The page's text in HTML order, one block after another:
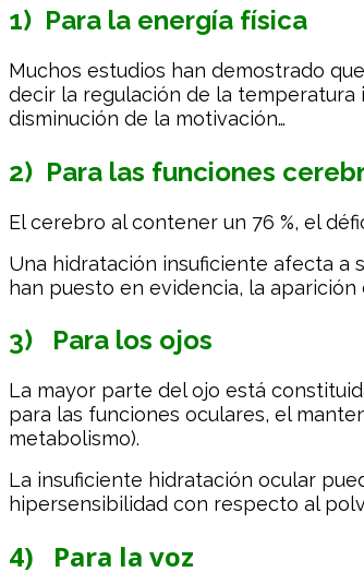
1) Para la energía física
Muchos estudios han demostrado
decir la regulación de la temperatura
disminución de la motivación…
2) Para las funciones
El cerebro al contener un 76 %, el
Una hidratación insuficiente afecta a
han puesto en evidencia, la
3) Para los ojos
La mayor parte del ojo está
para las funciones oculares, el
metabolismo).
La insuficiente hidratación ocular
hipersensibilidad con respecto al
4) Para la voz